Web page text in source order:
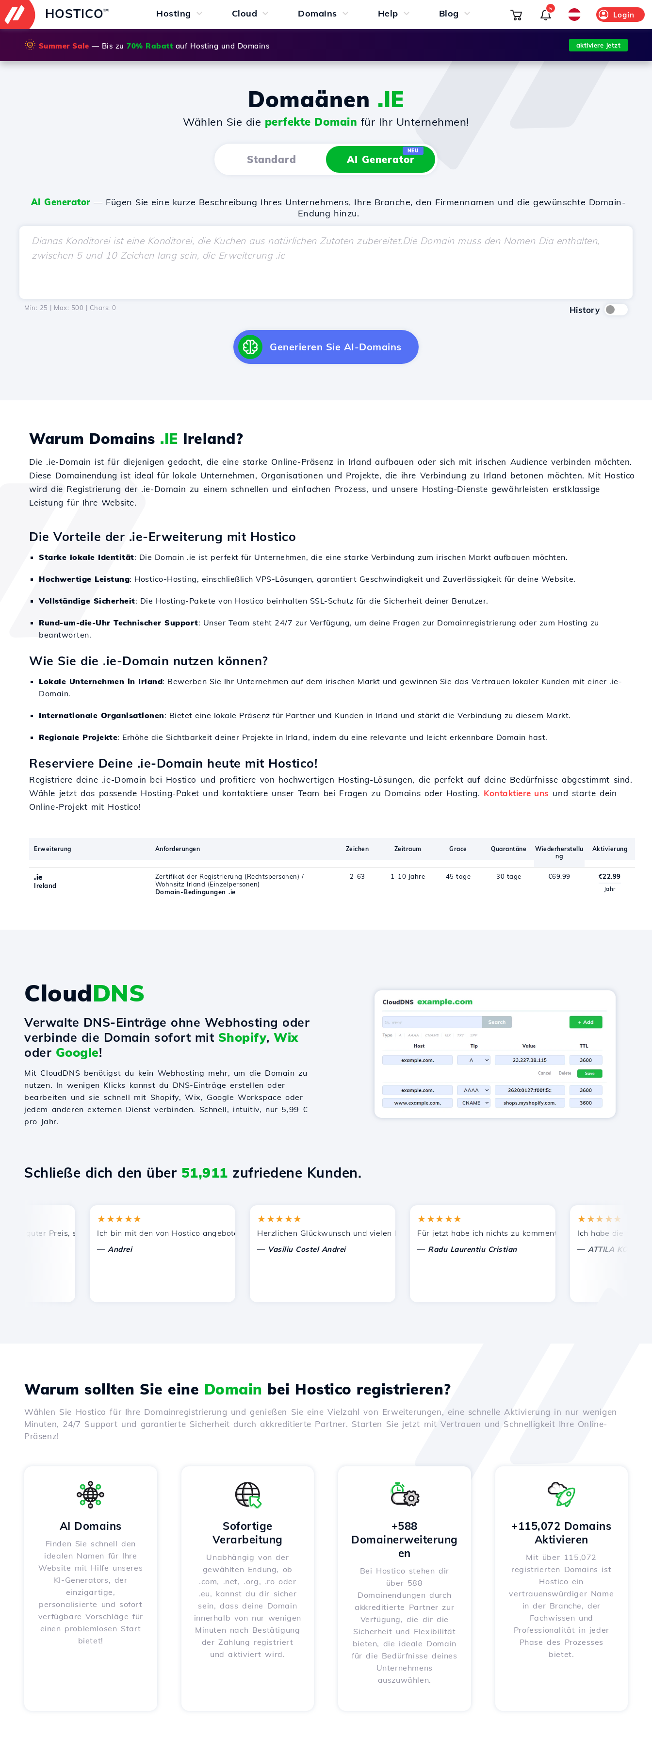
HOSTICO™ Hosting Cloud Domains Help Blog Login
5
🌞 Summer Sale — Bis zu 70% Rabatt auf Hosting und Domains aktiviere jetzt
Domaänen .IE
Wählen Sie die perfekte Domain für Ihr Unternehmen!
Standard AI Generator
NEU
AI Generator — Fügen Sie eine kurze Beschreibung Ihres Unternehmens, Ihre Branche, den Firmennamen und die gewünschte Domain-
Endung hinzu.
Min: 25 | Max: 500 | Chars: 0 History
Generieren Sie AI-Domains
Warum Domains .IE Ireland?
Die .ie-Domain ist für diejenigen gedacht, die eine starke Online-Präsenz in Irland aufbauen oder sich mit irischen Audience verbinden möchten.
Diese Domainendung ist ideal für lokale Unternehmen, Organisationen und Projekte, die ihre Verbindung zu Irland betonen möchten. Mit Hostico
wird die Registrierung der .ie-Domain zu einem schnellen und einfachen Prozess, und unsere Hosting-Dienste gewährleisten erstklassige
Leistung für Ihre Website.
Die Vorteile der .ie-Erweiterung mit Hostico
Starke lokale Identität: Die Domain .ie ist perfekt für Unternehmen, die eine starke Verbindung zum irischen Markt aufbauen möchten.
Hochwertige Leistung: Hostico-Hosting, einschließlich VPS-Lösungen, garantiert Geschwindigkeit und Zuverlässigkeit für deine Website.
Vollständige Sicherheit: Die Hosting-Pakete von Hostico beinhalten SSL-Schutz für die Sicherheit deiner Benutzer.
Rund-um-die-Uhr Technischer Support: Unser Team steht 24/7 zur Verfügung, um deine Fragen zur Domainregistrierung oder zum Hosting zu
beantworten.
Wie Sie die .ie-Domain nutzen können?
Lokale Unternehmen in Irland: Bewerben Sie Ihr Unternehmen auf dem irischen Markt und gewinnen Sie das Vertrauen lokaler Kunden mit einer .ie-
Domain.
Internationale Organisationen: Bietet eine lokale Präsenz für Partner und Kunden in Irland und stärkt die Verbindung zu diesem Markt.
Regionale Projekte: Erhöhe die Sichtbarkeit deiner Projekte in Irland, indem du eine relevante und leicht erkennbare Domain hast.
Reserviere Deine .ie-Domain heute mit Hostico!
Registriere deine .ie-Domain bei Hostico und profitiere von hochwertigen Hosting-Lösungen, die perfekt auf deine Bedürfnisse abgestimmt sind.
Wähle jetzt das passende Hosting-Paket und kontaktiere unser Team bei Fragen zu Domains oder Hosting. Kontaktiere uns und starte dein
Online-Projekt mit Hostico!
Erweiterung Anforderungen Zeichen Zeitraum Grace Quarantäne
Wiederherstellu
ng
Aktivierung
.ie
Ireland
Zertifikat der Registrierung (Rechtspersonen) /
Wohnsitz Irland (Einzelpersonen)
Domain-Bedingungen .ie
2-63 1-10 Jahre 45 tage 30 tage €69.99 €22.99
Jahr
CloudDNS
Verwalte DNS-Einträge ohne Webhosting oder
verbinde die Domain sofort mit Shopify, Wix
oder Google!
Mit CloudDNS benötigst du kein Webhosting mehr, um die Domain zu
nutzen. In wenigen Klicks kannst du DNS-Einträge erstellen oder
bearbeiten und sie schnell mit Shopify, Wix, Google Workspace oder
jedem anderen externen Dienst verbinden. Schnell, intuitiv, nur 5,99 €
pro Jahr.
Schließe dich den über 51,911 zufriedene Kunden.
guter Preis, schnelle und effiziente technische Unterstützung.
★★★★★
Ich bin mit den von Hostico angebotenen Dienstleistungen zufrieden. Ich habe Sie anderen Bekannten empfohlen.
Andrei
★★★★★
Herzlichen Glückwunsch und vielen Dank für die geleistete Unterstützung!
Vasiliu Costel Andrei
★★★★★
Für jetzt habe ich nichts zu kommentieren, nur um zu schätzen.
Radu Laurentiu Cristian
★★★★★
Ich habe die richtige
ATTILA KOLES
Warum sollten Sie eine Domain bei Hostico registrieren?
Wählen Sie Hostico für Ihre Domainregistrierung und genießen Sie eine Vielzahl von Erweiterungen, eine schnelle Aktivierung in nur wenigen
Minuten, 24/7 Support und garantierte Sicherheit durch akkreditierte Partner. Starten Sie jetzt mit Vertrauen und Schnelligkeit Ihre Online-
Präsenz!
AI Domains
Finden Sie schnell den
idealen Namen für Ihre
Website mit Hilfe unseres
KI-Generators, der
einzigartige,
personalisierte und sofort
verfügbare Vorschläge für
einen problemlosen Start
bietet!
Sofortige
Verarbeitung
Unabhängig von der
gewählten Endung, ob
.com, .net, .org, .ro oder
.eu, kannst du dir sicher
sein, dass deine Domain
innerhalb von nur wenigen
Minuten nach Bestätigung
der Zahlung registriert
und aktiviert wird.
+588
Domainerweiterung
en
Bei Hostico stehen dir
über 588
Domainendungen durch
akkreditierte Partner zur
Verfügung, die dir die
Sicherheit und Flexibilität
bieten, die ideale Domain
für die Bedürfnisse deines
Unternehmens
auszuwählen.
+115,072 Domains
Aktivieren
Mit über 115,072
registrierten Domains ist
Hostico ein
vertrauenswürdiger Name
in der Branche, der
Fachwissen und
Professionalität in jeder
Phase des Prozesses
bietet.